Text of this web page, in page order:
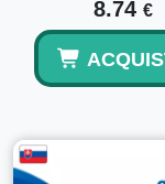
Quanto
La maggior parte
vengono
Questo codice
8.74 €